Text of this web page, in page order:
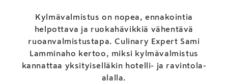
Kylmävalmistus on nopea, ennakointia
helpottava ja ruokahävikkiä vähentävä
ruoanvalmistustapa. Culinary Expert Sami
Lamminaho kertoo, miksi kylmävalmistus
kannattaa yksityiselläkin hotelli- ja ravintola-
alalla.